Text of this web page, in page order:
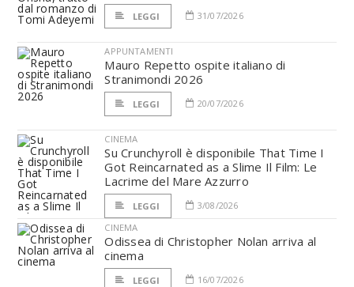
LEGGI 31/07/2026
APPUNTAMENTI
Mauro Repetto ospite italiano di
Stranimondi 2026
LEGGI 20/07/2026
CINEMA
Su Crunchyroll è disponibile That Time I
Got Reincarnated as a Slime Il Film: Le
Lacrime del Mare Azzurro
LEGGI
3/08/2026
CINEMA
Odissea di Christopher Nolan arriva al
cinema
LEGGI 16/07/2026